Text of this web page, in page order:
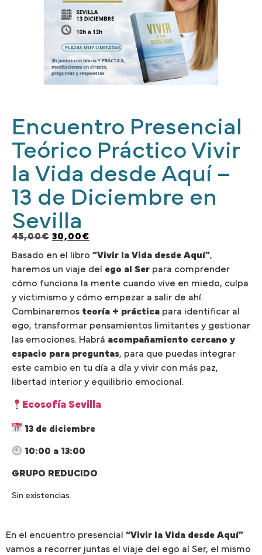
Encuentro Presencial
Teórico Práctico Vivir
la Vida desde Aquí –
13 de Diciembre en
Sevilla
45,00€ 30,00€
Basado en el libro “Vivir la Vida desde Aquí”,
haremos un viaje del ego al Ser para comprender
cómo funciona la mente cuando vive en miedo, culpa
y victimismo y cómo empezar a salir de ahí.
Combinaremos teoría + práctica para identificar al
ego, transformar pensamientos limitantes y gestionar
las emociones. Habrá acompañamiento cercano y
espacio para preguntas, para que puedas integrar
este cambio en tu día a día y vivir con más paz,
libertad interior y equilibrio emocional.
Ecosofía Sevilla
13 de diciembre
10:00 a 13:00
GRUPO REDUCIDO
Sin existencias
En el encuentro presencial “Vivir la Vida desde Aquí”
vamos a recorrer juntas el viaje del ego al Ser, el mismo